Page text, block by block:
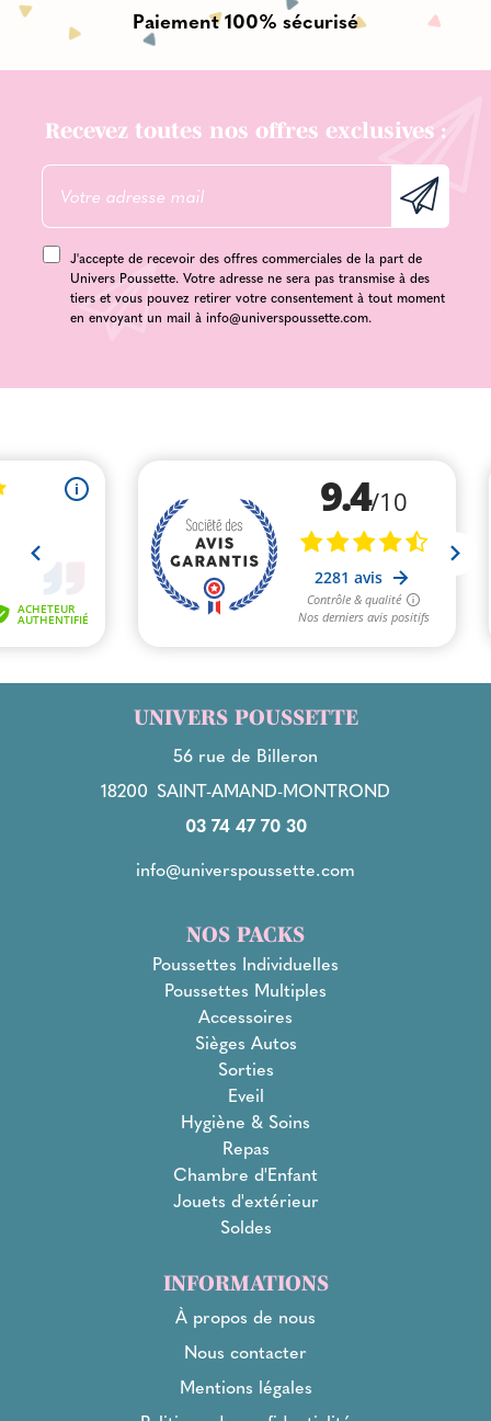
Paiement 100% sécurisé
Recevez toutes nos offres exclusives :
J'accepte de recevoir des offres commerciales de la part de
Univers Poussette. Votre adresse ne sera pas transmise à des
tiers et vous pouvez retirer votre consentement à tout moment
en envoyant un mail à info@universpoussette.com.
UNIVERS POUSSETTE
56 rue de Billeron
18200 SAINT-AMAND-MONTROND
03 74 47 70 30
info@universpoussette.com
NOS PACKS
Poussettes Individuelles
Poussettes Multiples
Accessoires
Sièges Autos
Sorties
Eveil
Hygiène & Soins
Repas
Chambre d'Enfant
Jouets d'extérieur
Soldes
INFORMATIONS
À propos de nous
Nous contacter
Mentions légales